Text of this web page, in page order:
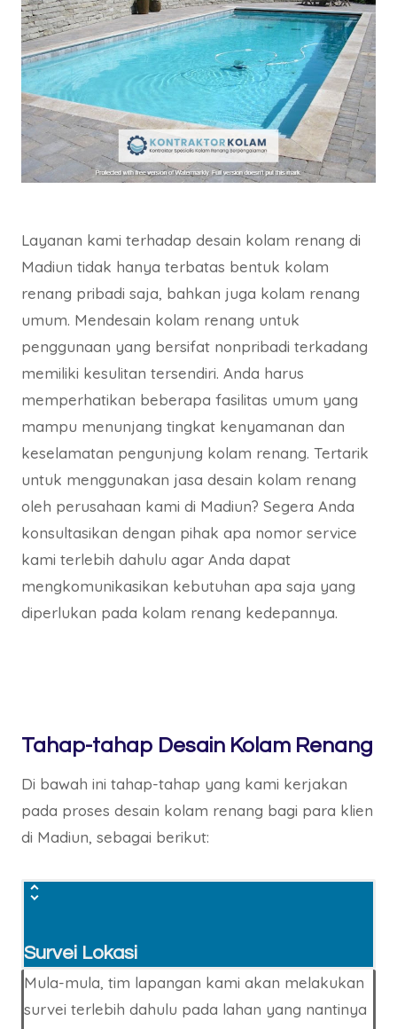
Layanan kami terhadap desain kolam renang di
Madiun tidak hanya terbatas bentuk kolam
renang pribadi saja, bahkan juga kolam renang
umum. Mendesain kolam renang untuk
penggunaan yang bersifat nonpribadi terkadang
memiliki kesulitan tersendiri. Anda harus
memperhatikan beberapa fasilitas umum yang
mampu menunjang tingkat kenyamanan dan
keselamatan pengunjung kolam renang. Tertarik
untuk menggunakan jasa desain kolam renang
oleh perusahaan kami di Madiun? Segera Anda
konsultasikan dengan pihak apa nomor service
kami terlebih dahulu agar Anda dapat
mengkomunikasikan kebutuhan apa saja yang
diperlukan pada kolam renang kedepannya.
Tahap-tahap Desain Kolam Renang
Di bawah ini tahap-tahap yang kami kerjakan
pada proses desain kolam renang bagi para klien
di Madiun, sebagai berikut:
Survei Lokasi
Mula-mula, tim lapangan kami akan melakukan
survei terlebih dahulu pada lahan yang nantinya